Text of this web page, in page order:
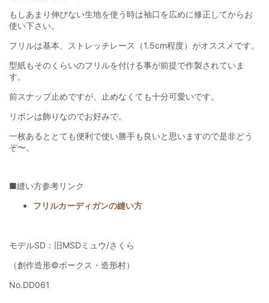
もしあまり伸びない生地を使う時は袖口を広めに修正してからお
使い下さい。
フリルは基本、ストレッチレース（1.5cm程度）がオススメです。
型紙もそのくらいのフリルを付ける事が前提で作製されていま
す。
前スナップ止めですが、止めなくても十分可愛いです。
リボンは飾りなのでお好みで。
一枚あるととても便利で使い勝手も良いと思いますので是非どう
ぞ〜。
■縫い方参考リンク
フリルカーディガンの縫い方
モデルSD：旧MSDミュウ/さくら
（創作造形©ボークス・造形村）
No.DD061